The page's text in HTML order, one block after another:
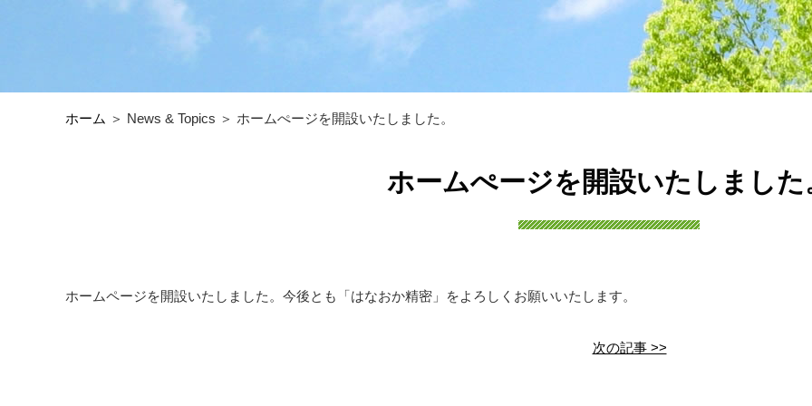
ホーム ＞ News & Topics ＞ ホームぺージを開設いたしました。
ホームぺージを開設いたしました
ホームページを開設いたしました。今後とも「はなおか精密」をよろしくお願いいたします。
次の記事 >>